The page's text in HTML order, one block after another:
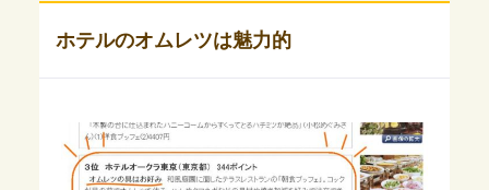
ホテルのオムレツは魅力的